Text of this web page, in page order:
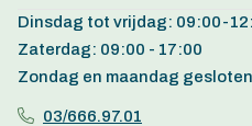
Dinsdag tot vrijdag: 09:00-
Zaterdag: 09:00 - 17:00
Zondag en maandag gesloten
03/666.97.01